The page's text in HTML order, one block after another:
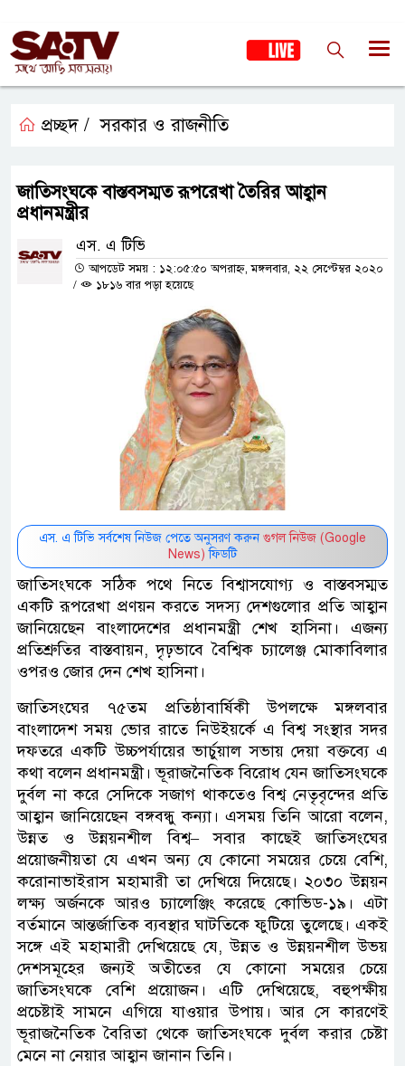
প্রচ্ছদ / সরকার ও রাজনীতি
জাতিসংঘকে বাস্তবসম্মত রূপরেখা তৈরির আহ্বান
প্রধানমন্ত্রীর
এস. এ টিভি
আপডেট সময় : ১২:০৫:৫০ অপরাহ্ন, মঙ্গলবার, ২২ সেপ্টেম্বর ২০২০
/
১৮১৬ বার পড়া হয়েছে
এস. এ টিভি সর্বশেষ নিউজ পেতে অনুসরণ করুন গুগল নিউজ (Google
News) ফিডটি
জাতিসংঘকে সঠিক পথে নিতে বিশ্বাসযোগ্য ও বাস্তবসম্মত
একটি রূপরেখা প্রণয়ন করতে সদস্য দেশগুলোর প্রতি আহ্বান
জানিয়েছেন বাংলাদেশের প্রধানমন্ত্রী শেখ হাসিনা। এজন্য
প্রতিশ্রুতির বাস্তবায়ন, দৃঢ়ভাবে বৈশ্বিক চ্যালেঞ্জ মোকাবিলার
ওপরও জোর দেন শেখ হাসিনা।
জাতিসংঘের ৭৫তম প্রতিষ্ঠাবার্ষিকী উপলক্ষে মঙ্গলবার
বাংলাদেশ সময় ভোর রাতে নিউইয়র্কে এ বিশ্ব সংস্থার সদর
দফতরে একটি উচ্চপর্যায়ের ভার্চুয়াল সভায় দেয়া বক্তব্যে এ
কথা বলেন প্রধানমন্ত্রী। ভূরাজনৈতিক বিরোধ যেন জাতিসংঘকে
দুর্বল না করে সেদিকে সজাগ থাকতেও বিশ্ব নেতৃবৃন্দের প্রতি
আহ্বান জানিয়েছেন বঙ্গবন্ধু কন্যা। এসময় তিনি আরো বলেন,
উন্নত ও উন্নয়নশীল বিশ্ব– সবার কাছেই জাতিসংঘের
প্রয়োজনীয়তা যে এখন অন্য যে কোনো সময়ের চেয়ে বেশি,
করোনাভাইরাস মহামারী তা দেখিয়ে দিয়েছে। ২০৩০ উন্নয়ন
লক্ষ্য অর্জনকে আরও চ্যালেঞ্জিং করেছে কোভিড-১৯। এটা
বর্তমানে আন্তর্জাতিক ব্যবস্থার ঘাটতিকে ফুটিয়ে তুলেছে। একই
সঙ্গে এই মহামারী দেখিয়েছে যে, উন্নত ও উন্নয়নশীল উভয়
দেশসমূহের জন্যই অতীতের যে কোনো সময়ের চেয়ে
জাতিসংঘকে বেশি প্রয়োজন। এটি দেখিয়েছে, বহুপক্ষীয়
প্রচেষ্টাই সামনে এগিয়ে যাওয়ার উপায়। আর সে কারণেই
ভূরাজনৈতিক বৈরিতা থেকে জাতিসংঘকে দুর্বল করার চেষ্টা
মেনে না নেয়ার আহ্বান জানান তিনি।